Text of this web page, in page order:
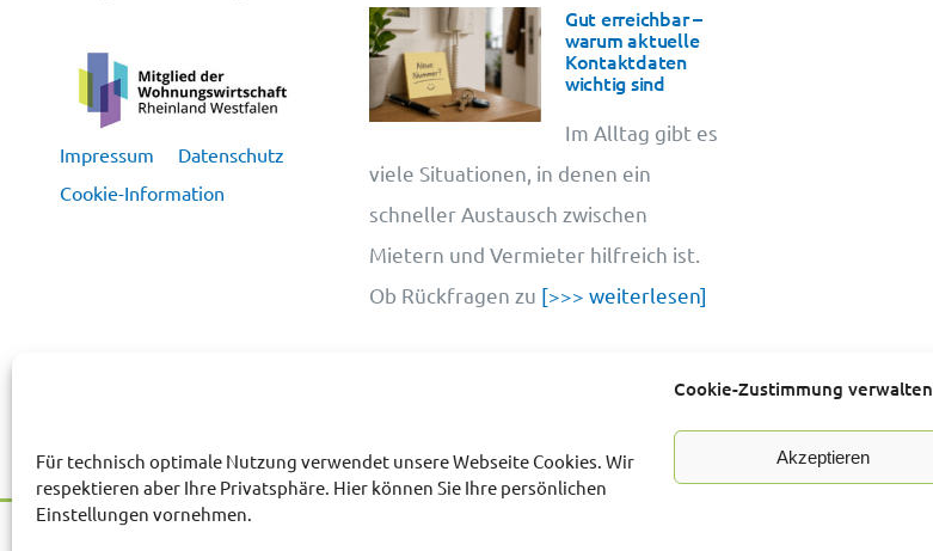
Cookie-Zustimmung verwalten
Für technisch optimale Nutzung verwendet unsere Webseite Cookies. Wir
respektieren aber Ihre Privatsphäre. Hier können Sie Ihre persönlichen
Einstellungen vornehmen.
Akzeptieren
Impressum
Datenschutz
Cookie-Information
Gut erreichbar –
warum aktuelle
Kontaktdaten
wichtig sind
Im Alltag gibt es
viele Situationen, in denen ein
schneller Austausch zwischen
Mietern und Vermieter hilfreich ist.
Ob Rückfragen zu [>>> weiterlesen]